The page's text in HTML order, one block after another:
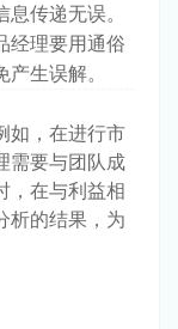
传递无误。
经理要用通俗
生误解。
如，在进行市
需要与团队成
，在与利益相
析的结果，为